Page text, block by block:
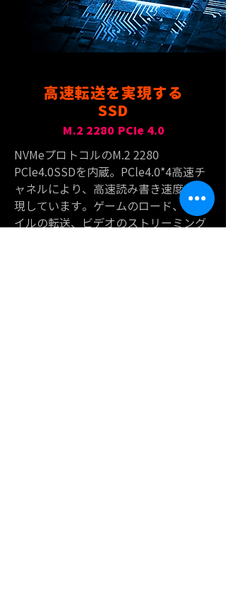
高速転送を実現する
SSD
M.2 2280 PCIe 4.0
NVMeプロトコルのM.2 2280
PCle4.0SSDを内蔵。PCle4.0*4高速チ
ャネルにより、高速読み書き速度を実
現しています。ゲームのロード、ファ
イルの転送、ビデオのストリーミング